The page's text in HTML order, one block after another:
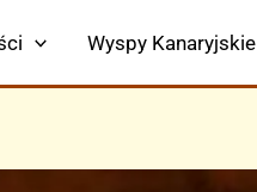
Wyspy Kanaryjskie